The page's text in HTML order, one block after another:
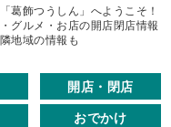
葛飾つうしん」へようこそ！
グルメ・お店の開店閉店情報
地域の情報も
開店・閉店
おでかけ